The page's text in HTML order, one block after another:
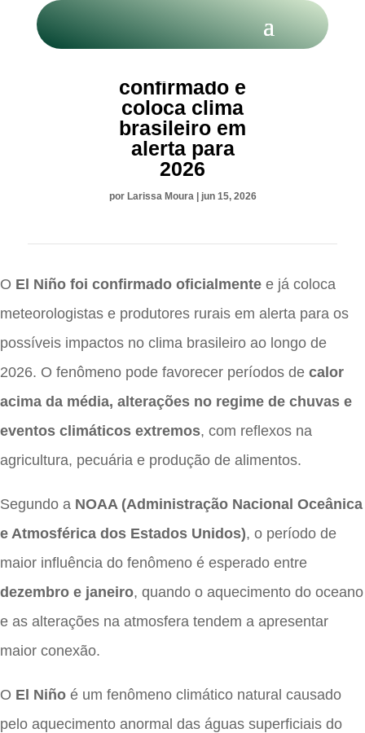
confirmado e
coloca clima
brasileiro em
alerta para
2026
por Larissa Moura| jun 15, 2026
O El Niño foi confirmado oficialmente e já coloca
meteorologistas e produtores rurais em alerta para os
possíveis impactos no clima brasileiro ao longo de
2026. O fenômeno pode favorecer períodos de calor
acima da média, alterações no regime de chuvas e
eventos climáticos extremos, com reflexos na
agricultura, pecuária e produção de alimentos.
Segundo a NOAA (Administração Nacional Oceânica
e Atmosférica dos Estados Unidos), o período de
maior influência do fenômeno é esperado entre
dezembro e janeiro, quando o aquecimento do oceano
e as alterações na atmosfera tendem a apresentar
maior conexão.
O El Niño é um fenômeno climático natural causado
pelo aquecimento anormal das águas superficiais do